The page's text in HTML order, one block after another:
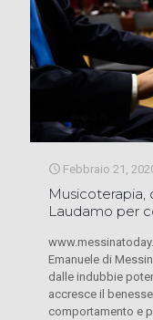
Febbraio 21,
Musicoterapia,
Laudamo per
Emanuele di
dalle indubbie
accresce il
comportamento e